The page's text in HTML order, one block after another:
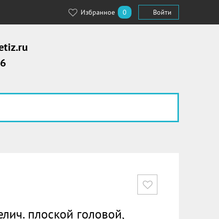
Избранное 0 Войти
плоской головой,